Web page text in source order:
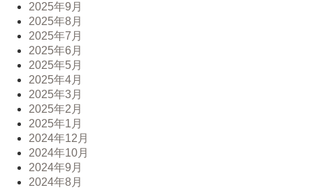
2025年9月
2025年8月
2025年7月
2025年6月
2025年5月
2025年4月
2025年3月
2025年2月
2025年1月
2024年12月
2024年10月
2024年9月
2024年8月